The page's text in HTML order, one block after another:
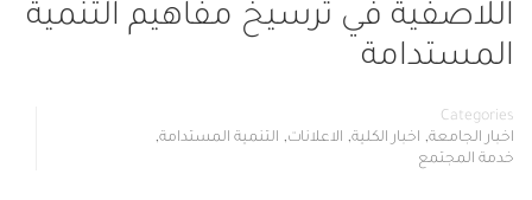
اللاصفية في ترسيخ مفاهيم التنمية
المستدامة
Categories
اخبار الجامعة, اخبار الكلية, الاعلانات, التنمية المستدامة,
خدمة المجتمع